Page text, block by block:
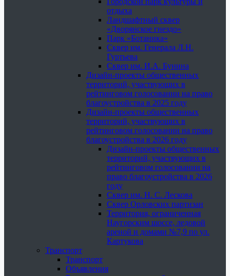
отдыха
Ландшафтный сквер
«Дворянское гнездо»
Парк «Ботаника»
Сквер им. Генерала Л.Н.
Гуртьева
Сквер им. И.А. Бунина
Дизайн-проекты общественных
территорий, участвующих в
рейтинговом голосовании на право
благоустройства в 2025 году
Дизайн-проекты общественных
территорий, участвующих в
рейтинговом голосовании на право
благоустройства в 2026 году
Дизайн-проекты общественных
территорий, участвующих в
рейтинговом голосовании на
право благоустройства в 2026
году
Сквер им. Н. С. Лескова
Сквер Орловских партизан
Территория, ограниченная
Наугорским шоссе, ледовой
ареной и домами №7,9 по ул.
Картукова
Транспорт
Транспорт
Объявления